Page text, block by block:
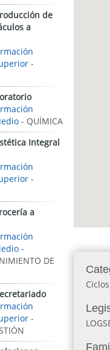
de
a
-
- QUÍMICA
Integral
-
a
-
DE
-